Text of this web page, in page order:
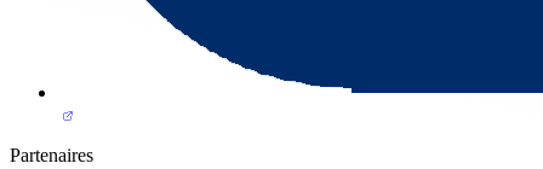
Partenaires